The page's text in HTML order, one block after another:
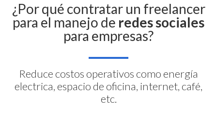
¿Por qué contratar un freelancer
para el manejo de redes sociales
para empresas?
Reduce costos operativos como energía
electrica, espacio de oficina, internet, café,
etc.